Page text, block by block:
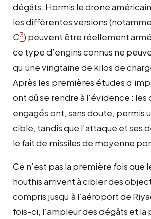
dégâts. Hormis le drone américain
les différentes versions
C3) peuvent être réellement
ce type d’engins connus ne
qu’une vingtaine de kilos de
Après les premières études
ont dû se rendre à l’évidence : les
engagés ont, sans doute, permis
cible, tandis que l’attaque et ses
le fait de missiles de moyenne
Ce n’est pas la première fois que
houthis arrivent à cibler des
compris jusqu’à l’aéroport de
fois-ci, l’ampleur des dégâts et